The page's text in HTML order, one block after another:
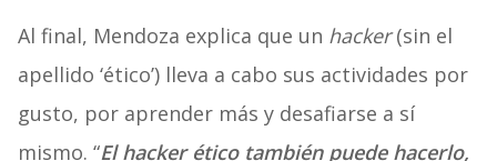
Al final, Mendoza explica que un hacker(sin el
apellido ‘ético’) lleva a cabo sus actividades por
gusto, por aprender más y desafiarse a sí
mismo. “El hacker ético también puede hacerlo,